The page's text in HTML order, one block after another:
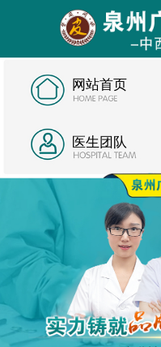
网站首页
医生团队